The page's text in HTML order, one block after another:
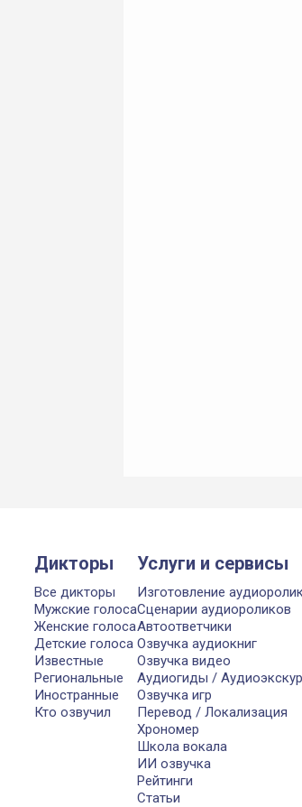
Дикторы
Все дикторы
Мужские голоса
Женские голоса
Детские голоса
Известные
Региональные
Иностранные
Кто озвучил
Услуги и сервисы
Изготовление
Сценарии аудиороликов
Автоответчики
Озвучка аудиокниг
Озвучка видео
Аудиогиды /
Озвучка игр
Перевод / Локализация
Хрономер
Школа вокала
ИИ озвучка
Рейтинги
Статьи